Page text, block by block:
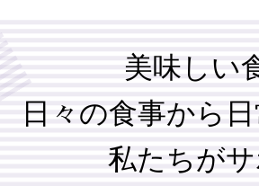
美味しい
日々の食事から
私たちがサ